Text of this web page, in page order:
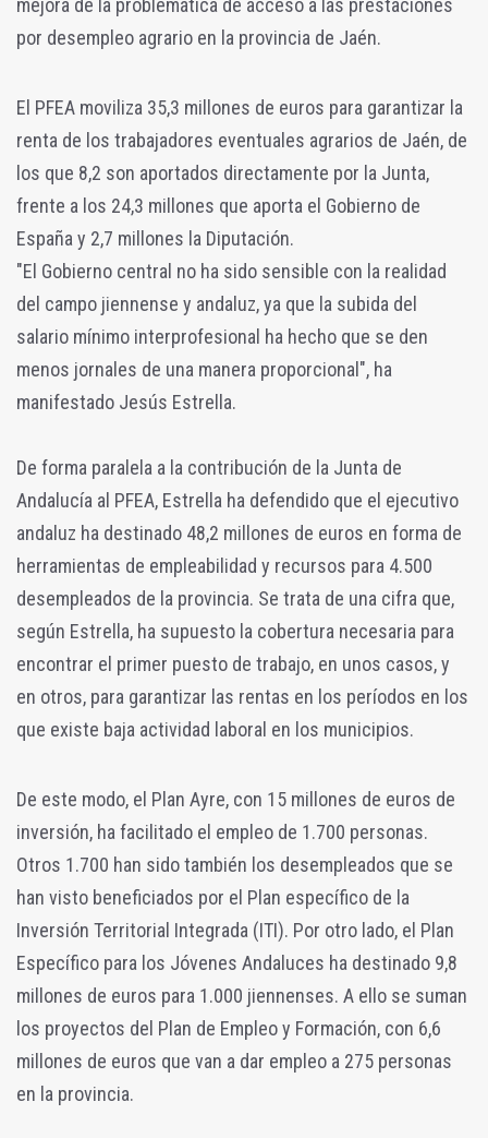
por desempleo agrario en la provincia de Jaén.
El PFEA moviliza 35,3 millones de euros para garantizar la
renta de los trabajadores eventuales agrarios de Jaén, de
los que 8,2 son aportados directamente por la Junta,
frente a los 24,3 millones que aporta el Gobierno de
España y 2,7 millones la Diputación.
"El Gobierno central no ha sido sensible con la realidad
del campo jiennense y andaluz, ya que la subida del
salario mínimo interprofesional ha hecho que se den
menos jornales de una manera proporcional", ha
manifestado Jesús Estrella.
De forma paralela a la contribución de la Junta de
Andalucía al PFEA, Estrella ha defendido que el ejecutivo
andaluz ha destinado 48,2 millones de euros en forma de
herramientas de empleabilidad y recursos para 4.500
desempleados de la provincia. Se trata de una cifra que,
según Estrella, ha supuesto la cobertura necesaria para
encontrar el primer puesto de trabajo, en unos casos, y
en otros, para garantizar las rentas en los períodos en los
que existe baja actividad laboral en los municipios.
De este modo, el Plan Ayre, con 15 millones de euros de
inversión, ha facilitado el empleo de 1.700 personas.
Otros 1.700 han sido también los desempleados que se
han visto beneficiados por el Plan específico de la
Inversión Territorial Integrada (ITI). Por otro lado, el Plan
Específico para los Jóvenes Andaluces ha destinado 9,8
millones de euros para 1.000 jiennenses. A ello se suman
los proyectos del Plan de Empleo y Formación, con 6,6
millones de euros que van a dar empleo a 275 personas
en la provincia.